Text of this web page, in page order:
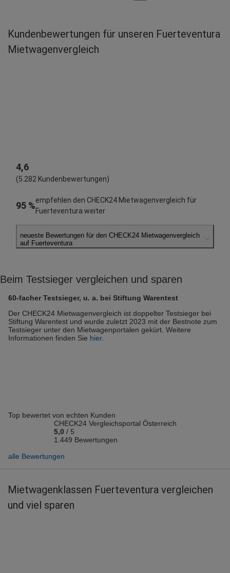
Kundenbewertungen für unseren Fuerteventura
Mietwagenvergleich
4,6
(5.282 Kundenbewertungen)
95 %
empfehlen den CHECK24 Mietwagenvergleich für
Fuerteventura weiter
neueste Bewertungen für den CHECK24 Mietwagenvergleich
auf Fuerteventura
Abholort: Fuerteventura Flughafen
Thomas T.
abgegeben am 28.07.2026
Abholort: Fuerteventura Flughafen
Lilian M.
abgegeben am 26.06.2026
Abholort: Fuerteventura Flughafen
Abholort: Fuerteventura Flughafen
Vermieter: TopCar
Beim Testsieger vergleichen und sparen
60-facher Testsieger, u. a. bei Stiftung Warentest
Der CHECK24 Mietwagenvergleich ist doppelter Testsieger bei
Stiftung Warentest und wurde zuletzt 2023 mit der Bestnote zum
Testsieger unter den Mietwagenportalen gekürt. Weitere
Informationen finden Sie hier.
Top bewertet von echten Kunden
CHECK24 Vergleichsportal Österreich
5,0 / 5
1.449 Bewertungen
alle Bewertungen
Mietwagenklassen Fuerteventura vergleichen
und viel sparen